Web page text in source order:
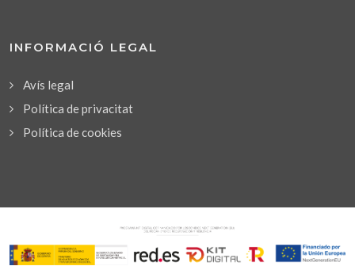
INFORMACIÓ LEGAL
Avís legal
Política de privacitat
Política de cookies